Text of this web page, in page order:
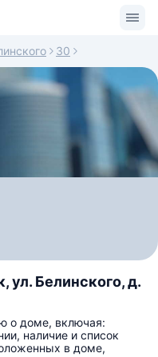
30
ул. Белинского, д.
о доме, включая:
наличие и список
в доме,